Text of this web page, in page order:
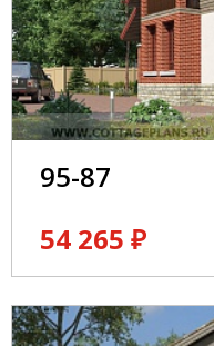
95-87
54 265 ₽